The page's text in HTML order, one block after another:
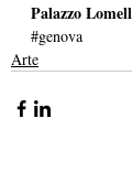
Palazzo
#genova
Arte